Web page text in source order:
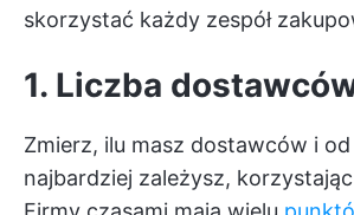
skorzystać każdy zespół
1. Liczba
Zmierz, ilu masz dostawców i
najbardziej zależysz,